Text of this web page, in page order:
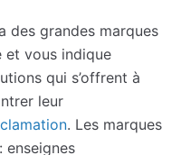
des grandes marques
et vous indique
qui s’offrent à
leur
. Les marques
enseignes